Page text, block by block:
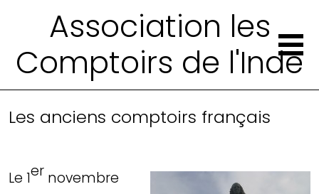
Association les
Comptoirs de l'Inde
Les anciens comptoirs français
Le 1er novembre